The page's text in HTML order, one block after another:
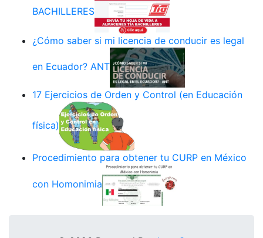
BACHILLERES
¿Cómo saber si mi licencia de conducir es legal
en Ecuador? ANT
17 Ejercicios de Orden y Control (en Educación
física)
Procedimiento para obtener tu CURP en México
con Homonimia